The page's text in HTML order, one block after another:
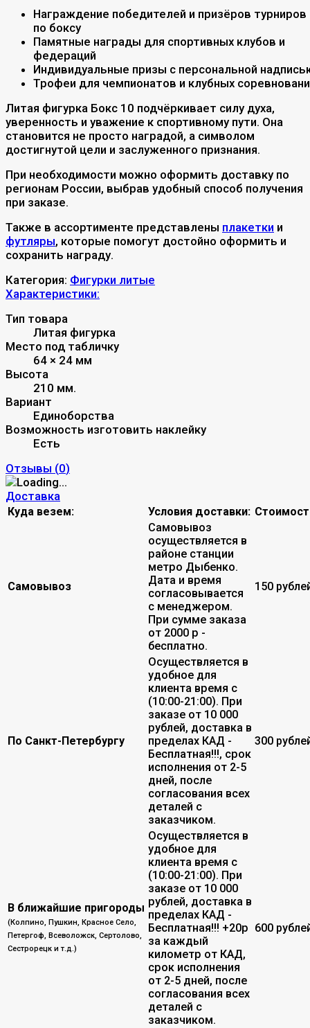
Награждение победителей и призёров турниров
по боксу
Памятные награды для спортивных клубов и
федераций
Индивидуальные призы с персональной
Трофеи для чемпионатов и клубных
Литая фигурка Бокс 10 подчёркивает силу духа,
уверенность и уважение к спортивному пути. Она
становится не просто наградой, а символом
достигнутой цели и заслуженного признания.
При необходимости можно оформить доставку по
регионам России, выбрав удобный способ получения
при заказе.
Также в ассортименте представлены плакетки и
футляры, которые помогут достойно оформить и
сохранить награду.
Категория: Фигурки литые
Характеристики:
Тип товара
Литая фигурка
Место под табличку
64 × 24 мм
Высота
210 мм.
Вариант
Единоборства
Возможность изготовить наклейку
Есть
Отзывы (0)
Доставка
Куда везем: Условия доставки:
Самовывоз
Самовывоз
осуществляется в
районе станции
метро Дыбенко.
Дата и время
согласовывается
с менеджером.
При сумме заказа
от 2000 р -
бесплатно.
150
По Санкт-Петербургу
Осуществляется в
удобное для
клиента время с
(10:00-21:00). При
заказе от 10 000
рублей, доставка в
пределах КАД -
Бесплатная!!!, срок
исполнения от 2-5
дней, после
согласования всех
деталей с
заказчиком.
300
В ближайшие пригороды
(Колпино, Пушкин, Красное Село,
Петергоф, Всеволожск, Сертолово,
Сестрорецк и т.д.)
Осуществляется в
удобное для
клиента время с
(10:00-21:00). При
заказе от 10 000
рублей, доставка в
пределах КАД -
Бесплатная!!! +20р
за каждый
километр от КАД,
срок исполнения
от 2-5 дней, после
согласования всех
деталей с
заказчиком.
600